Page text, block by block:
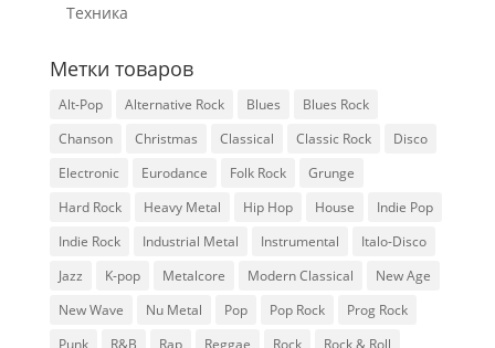
Техника
Метки товаров
Alt-Pop Alternative Rock Blues
Blues Rock
Chanson
Christmas Classical Classic Rock
Disco
Electronic
Eurodance Folk Rock
Grunge
Hard Rock
Heavy Metal Hip Hop House
Indie Pop
Indie Rock
Industrial Metal Instrumental
Italo-Disco
Jazz
K-pop Metalcore Modern Classical
New Age
New Wave
Nu Metal Pop Pop Rock
Prog Rock
Punk
R&B Rap Reggae Rock Rock & Roll